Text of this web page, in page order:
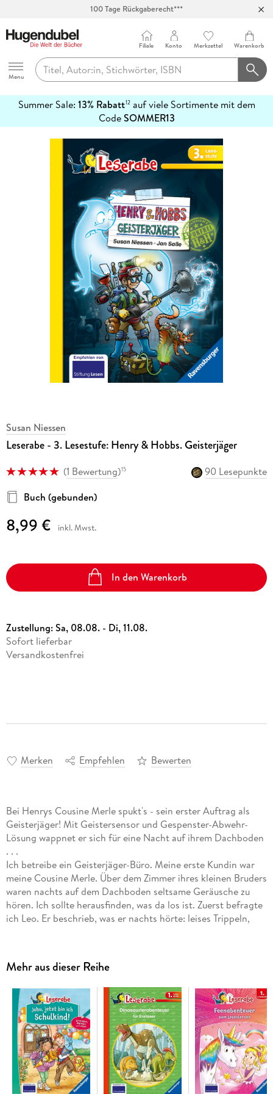
Hugendubel
Menu
Filiale Konto Merkzettel Warenkorb
Summer Sale: 13% Rabatt12auf viele Sortimente mit dem
CodeSOMMER13
erfahren
Susan Niessen
Leserabe - 3. Lesestufe: Henry & Hobbs. Geisterjäger
(1 Bewertung)15
90 Lesepunkte
Buch (gebunden)
8,99 € inkl. Mwst.
In den Warenkorb
Zustellung:Sa, 08.08. - Di, 11.08.
Sofort lieferbar
Versandkostenfrei
Merken Empfehlen Bewerten
Bei Henrys Cousine Merle spukt's - sein erster Auftrag als
Geisterjäger! Mit Geistersensor und Gespenster-Abwehr-
Lösung wappnet er sich für eine Nacht auf ihrem Dachboden
. . .
Ich betreibe ein Geisterjäger-Büro. Meine erste Kundin war
meine Cousine Merle. Über dem Zimmer ihres kleinen Bruders
waren nachts auf dem Dachboden seltsame Geräusche zu
hören. Ich sollte herausfinden, was da los ist. Zuerst befragte
ich Leo. Er beschrieb, was er nachts hörte: leises Trippeln,
stand viel Kram. Und ich entdeckte Mäusespuren. Mein
Geister-Sensor schlug nicht aus. Also übernachtete ich bei
Merle und Leo und nahm auch meinen Kater Mr. Hobbs mit.
Als nachts die Geräusche losgingen, stieg ich auf den
Dachboden, obwohl Merle mich warnte, dass das doch
Einbrecher sein konnten! Ich lauerte im Dunkeln auf der
Treppe, es trappelte und quiekte, ich schaltete meine
Taschenlampe ein - Siebenschläfer! Die hatten hier so einen
Lärm veranstaltet! Ich wollte gerade nach unten gehen, um
Mehr aus dieser Reihe